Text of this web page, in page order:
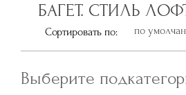
БАГЕТ. СТИЛЬ
Сортировать по:
Выберите